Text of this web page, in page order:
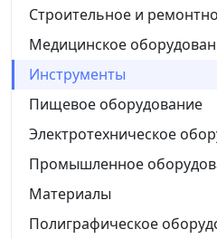
Строительное и
Медицинское
Инструменты
Пищевое оборудование
Электротехническое
Промышленное
Материалы
Полиграфическое